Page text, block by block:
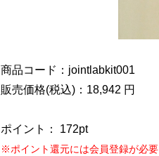
商品コード：jointlabkit001
販売価格(税込)：18,942 円
ポイント： 172pt
※ポイント還元には会員登録が必要